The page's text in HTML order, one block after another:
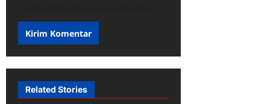
Related Stories